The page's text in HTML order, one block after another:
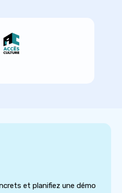
et planifiez une démo